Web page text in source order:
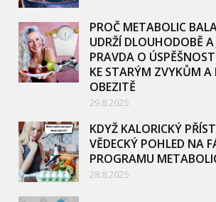
PROČ METABOLIC
UDRŽÍ DLOUHODOBĚ A
PRAVDA O
KE STARÝM ZVYKŮM A
OBEZITĚ
29.8.2025
KDYŽ KALORICKÝ
VĚDECKÝ POHLED NA
PROGRAMU
28.8.2025